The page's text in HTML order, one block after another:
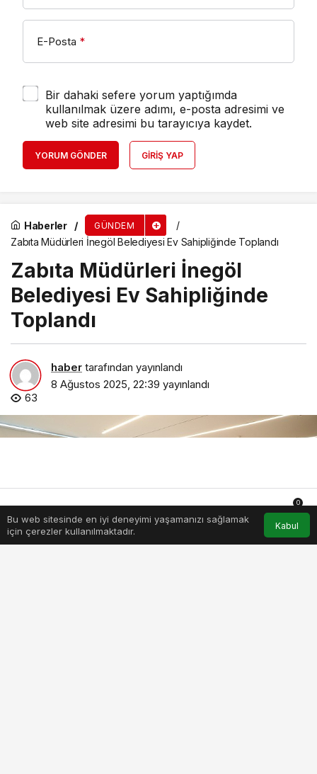
E-Posta *
Bir dahaki sefere yorum yaptığımda
kullanılmak üzere adımı, e-posta adresimi ve
web site adresimi bu tarayıcıya kaydet.
YORUM GÖNDER GIRIŞ YAP
Haberler GÜNDEM
Zabıta Müdürleri İnegöl Belediyesi Ev Sahipliğinde Toplandı
Zabıta Müdürleri İnegöl
Belediyesi Ev Sahipliğinde
Toplandı
haber tarafından yayınlandı
8 Ağustos 2025, 22:39 yayınlandı
63
Bu web sitesinde en iyi deneyimi yaşamanızı sağlamak
için çerezler kullanılmaktadır.
Kabul
Anasayfa Akış Hesabım Bildirimler
0